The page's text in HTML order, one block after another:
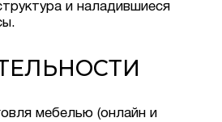
и наладившиеся
мебелью (онлайн и